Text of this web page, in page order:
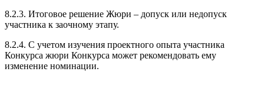
8.2.3. Итоговое решение Жюри – допуск или недопуск
участника к заочному этапу.
8.2.4. С учетом изучения проектного опыта участника
Конкурса жюри Конкурса может рекомендовать ему
изменение номинации.